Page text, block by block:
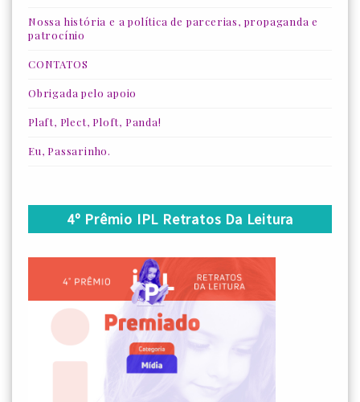
Nossa história e a política de parcerias, propaganda e
patrocínio
CONTATOS
Obrigada pelo apoio
Plaft, Plect, Ploft, Panda!
Eu, Passarinho.
4º Prêmio IPL Retratos Da Leitura